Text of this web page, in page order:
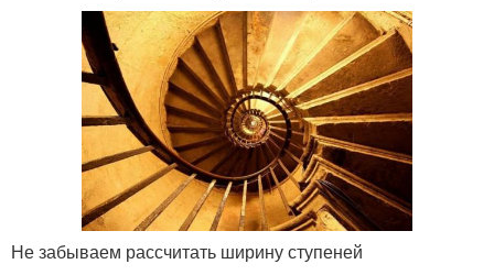
Не забываем рассчитать ширину ступеней